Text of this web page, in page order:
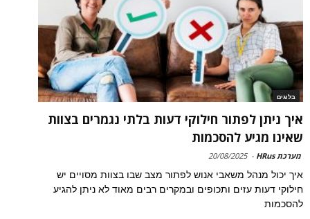
בלוגים
איך ניתן לפתור חילוקי דעות בלתי נגמרים בצוות
שאינו מגיע להסכמות
מערכת HRus -
20/08/2025
איך יכול מנהל משאבי אנוש לפתור מצב שבו בצוות מסויים יש
חילוקי דעות עזים ותכופים ובמקרים רבים מאוד לא ניתן להגיע
להסכמות